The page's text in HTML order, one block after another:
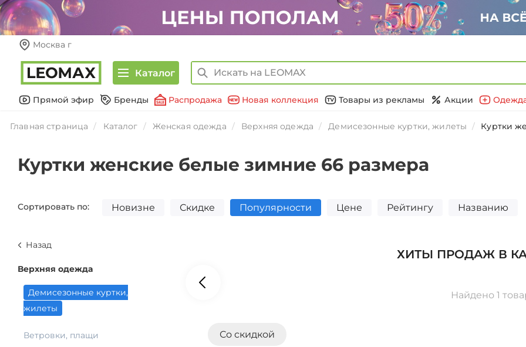
Москва г
Каталог
Прямой эфир Бренды Распродажа Новая коллекция Товары из рекламы Акции
Главная страница Каталог Женская одежда Верхняя одежда Демисезонные куртки, жилеты Куртки
Куртки женские белые зимние 66 размера
Сортировать по: Новизне Скидке Популярности Цене Рейтингу Названию
Назад
Верхняя одежда
Демисезонные куртки,
жилеты
Ветровки, плащи
ХИТЫ ПРОДАЖ В
Найдено 1
Со скидкой